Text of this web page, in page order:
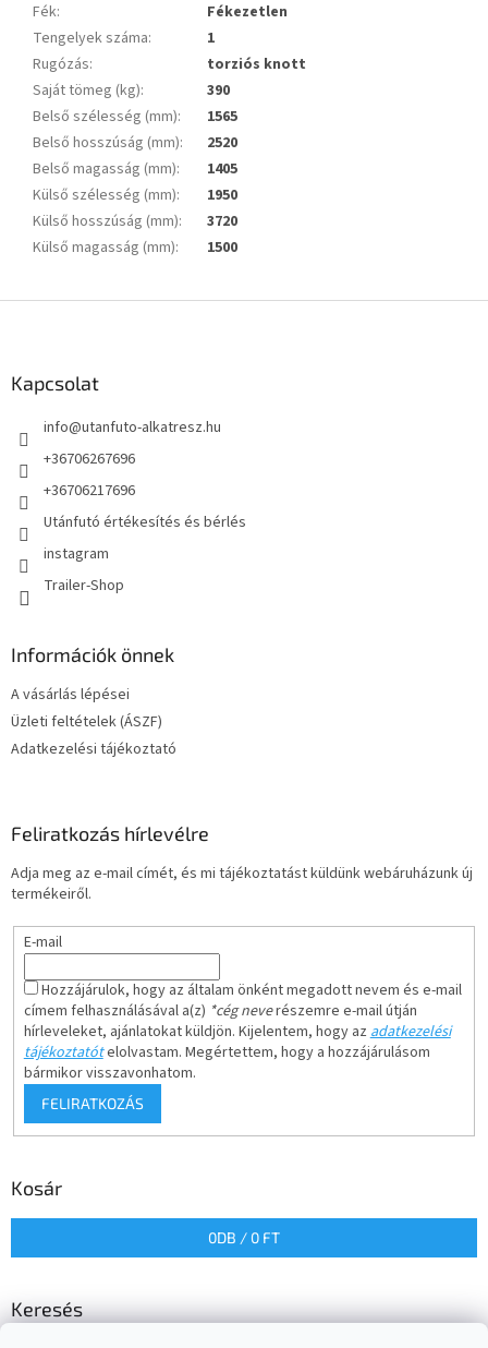
Fék:
Fékezetlen
Tengelyek száma:
1
Rugózás:
torziós knott
Saját tömeg (kg):
390
Belső szélesség (mm):
1565
Belső hosszúság (mm):
2520
Belső magasság (mm):
1405
Külső szélesség (mm):
1950
Külső hosszúság (mm):
3720
Külső magasság (mm): 1500
Kapcsolat
info@utanfuto-alkatresz.hu
+36706267696
+36706217696
Utánfutó értékesítés és bérlés
instagram
Trailer-Shop
Információk önnek
A vásárlás lépései
Üzleti feltételek (ÁSZF)
Adatkezelési tájékoztató
Feliratkozás hírlevélre
Adja meg az e-mail címét, és mi tájékoztatást küldünk webáruházunk új
termékeiről.
E-mail
Hozzájárulok, hogy az általam önként megadott nevem és e-mail
címem felhasználásával a(z) *cég neverészemre e-mail útján
hírleveleket, ajánlatokat küldjön. Kijelentem, hogy azadatkezelési
tájékoztatótelolvastam. Megértettem, hogy a hozzájárulásom
bármikor visszavonhatom.
FELIRATKOZÁS
Kosár
0DB / 0 FT
Keresés